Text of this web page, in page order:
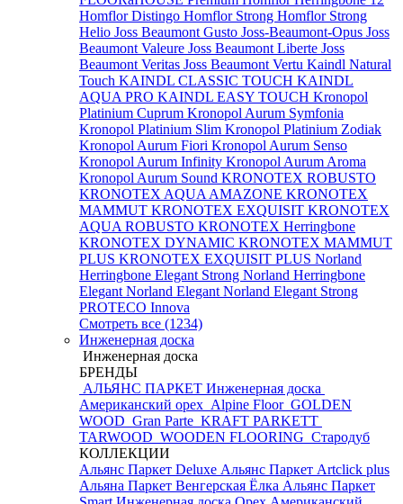
Homflor Distingo Homflor Strong Homflor Strong
Helio Joss Beaumont Gusto Joss-Beaumont-Opus Joss
Beaumont Valeure Joss Beaumont Liberte Joss
Beaumont Veritas Joss Beaumont Vertu Kaindl Natural
Touch KAINDL CLASSIC TOUCH KAINDL
AQUA PRO KAINDL EASY TOUCH Kronopol
Platinium Cuprum Kronopol Aurum Symfonia
Kronopol Platinium Slim Kronopol Platinium Zodiak
Kronopol Aurum Fiori Kronopol Aurum Senso
Kronopol Aurum Infinity Kronopol Aurum Aroma
Kronopol Aurum Sound KRONOTEX ROBUSTO
KRONOTEX AQUA AMAZONE KRONOTEX
MAMMUT KRONOTEX EXQUISIT KRONOTEX
AQUA ROBUSTO KRONOTEX Herringbone
KRONOTEX DYNAMIC KRONOTEX MAMMUT
PLUS KRONOTEX EXQUISIT PLUS Norland
Herringbone Elegant Strong Norland Herringbone
Elegant Norland Elegant Norland Elegant Strong
PROTECO Innova
Смотреть все (1234)
Инженерная доска
Инженерная доска
БРЕНДЫ
АЛЬЯНС ПАРКЕТ Инженерная доска
Американский орех Alpine Floor GOLDEN
WOOD Gran Parte KRAFT PARKETT
TARWOOD WOODEN FLOORING Стародуб
КОЛЛЕКЦИИ
Альянс Паркет Deluxe Альянс Паркет Artclick plus
Альяна Паркет Венгерская Ёлка Альянс Паркет